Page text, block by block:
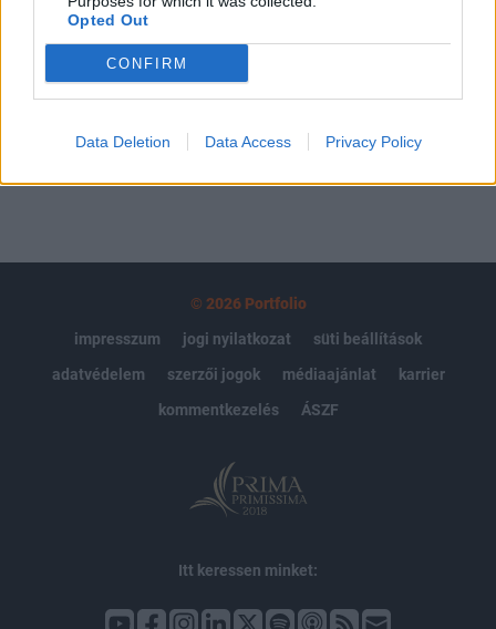
Opted Out
CONFIRM
Data Deletion Data Access Privacy Policy
Előfizetés
MÁR ELŐFIZETŐNK VAGY? BEJELENTKEZÉS
© 2026 Portfolio
impresszum
jogi nyilatkozat
süti beállítások
adatvédelem
szerzői jogok médiaajánlat
karrier
kommentkezelés
ÁSZF
Itt keressen minket: